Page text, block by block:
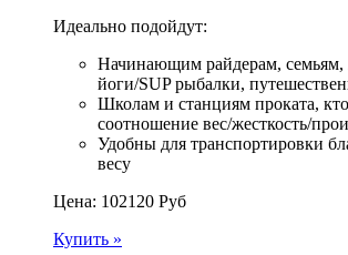
Идеально подойдут:
Начинающим райдерам, семьям,
йоги/SUP рыбалки,
Школам и станциям проката,
соотношение вес/жесткость/
Удобны для транспортировки
весу
Цена: 102120 Руб
Купить »